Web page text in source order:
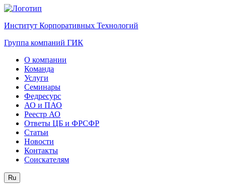
Институт Корпоративных Технологий
Группа компаний ГИК
О компании
Команда
Услуги
Семинары
Федресурс
АО и ПАО
Реестр АО
Ответы ЦБ и ФРСФР
Статьи
Новости
Контакты
Соискателям
Ru